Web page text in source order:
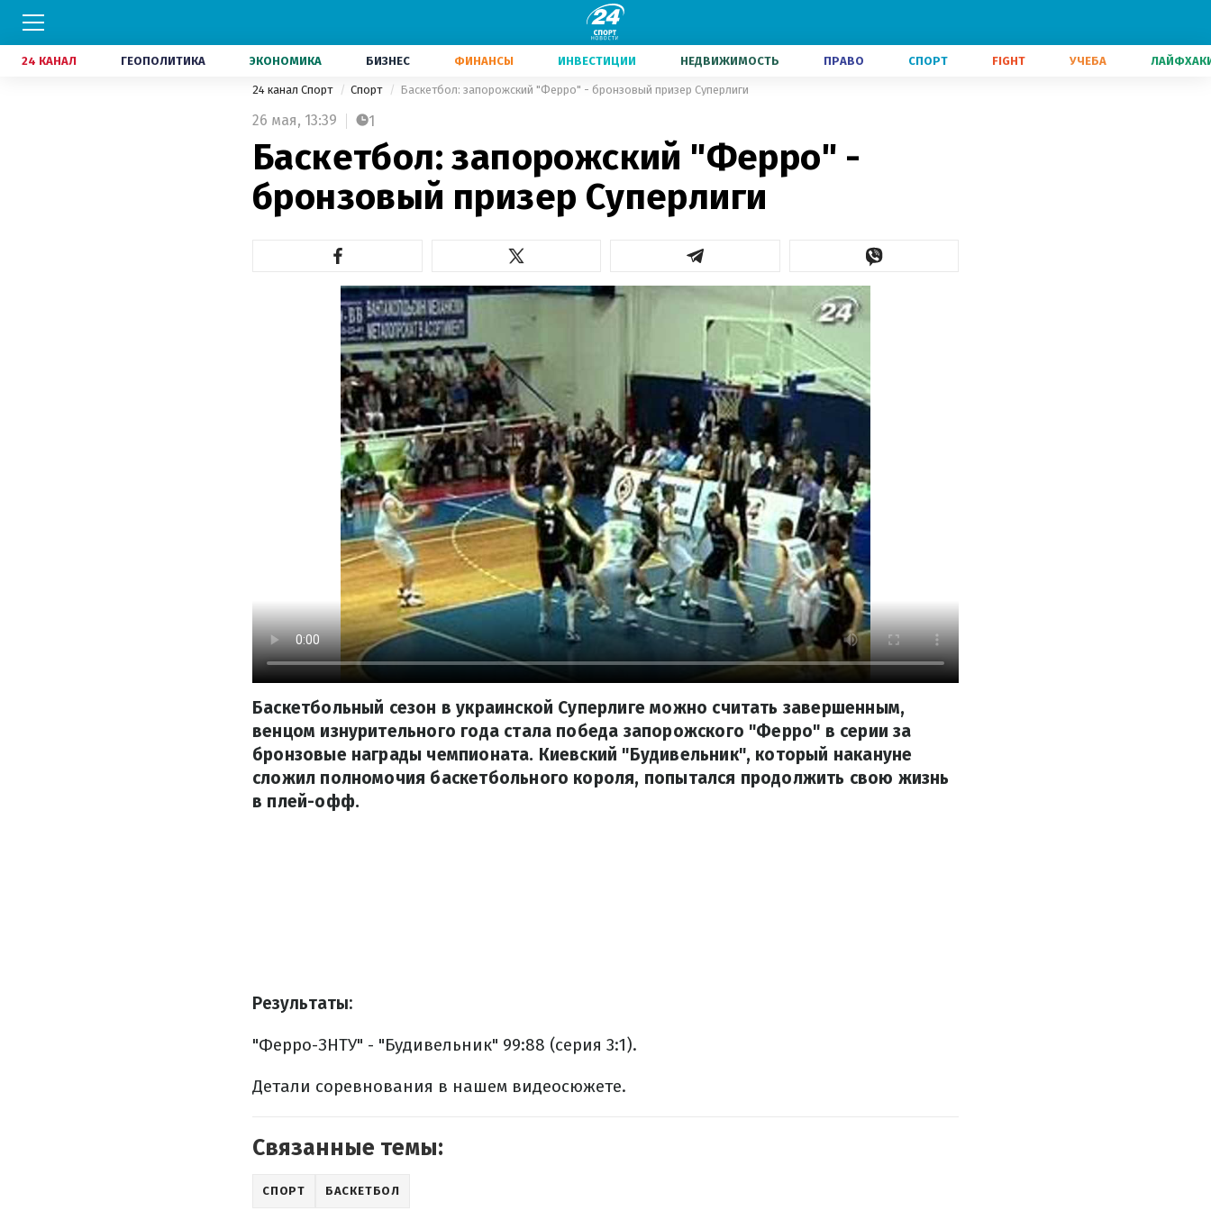
24 КАНАЛ ГЕОПОЛИТИКА ЭКОНОМИКА БИЗНЕС ФИНАНСЫ ИНВЕСТИЦИИ НЕДВИЖИМОСТЬ ПРАВО СПОРТ FIGHT УЧЕБА
24 канал Спорт Спорт Баскетбол: запорожский "Ферро" - бронзовый призер Суперлиги
26 мая, 13:39 1
Баскетбол: запорожский "Ферро" -
бронзовый призер Суперлиги
Баскетбольный сезон в украинской Суперлиге можно считать завершенным,
венцом изнурительного года стала победа запорожского "Ферро" в серии за
бронзовые награды чемпионата. Киевский "Будивельник", который накануне
сложил полномочия баскетбольного короля, попытался продолжить свою жизнь
в плей-офф.
Результаты:
"Ферро-ЗНТУ" - "Будивельник" 99:88 (серия 3:1).
Детали соревнования в нашем видеосюжете.
Связанные темы:
СПОРТ БАСКЕТБОЛ